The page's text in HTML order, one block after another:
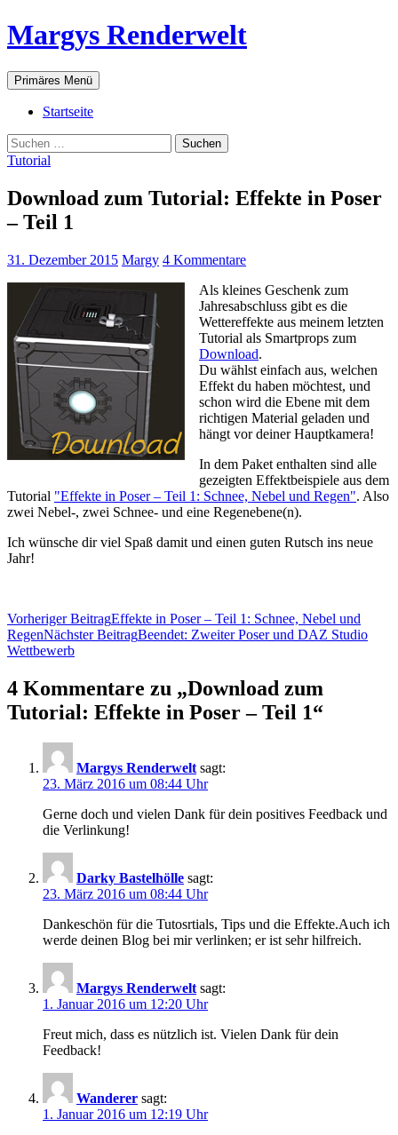
Zum
Inhalt
Margys Renderwelt
Suchen
Primäres Menü
Startseite
Suchen
nach:
Tutorial
Download zum Tutorial: Effekte in Poser
– Teil 1
31. Dezember 2015 Margy 4 Kommentare
Als kleines Geschenk zum
Jahresabschluss gibt es die
Wettereffekte aus meinem letzten
Tutorial als Smartprops zum
Download.
Du wählst einfach aus, welchen
Effekt du haben möchtest, und
schon wird die Ebene mit dem
richtigen Material geladen und
hängt vor deiner Hauptkamera!
In dem Paket enthalten sind alle
gezeigten Effektbeispiele aus dem
Tutorial "Effekte in Poser – Teil 1: Schnee, Nebel und Regen". Also
zwei Nebel-, zwei Schnee- und eine Regenebene(n).
Ich wünsche dir viel Spaß damit und einen guten Rutsch ins neue
Jahr!
Beitragsnavigation
Vorheriger BeitragEffekte in Poser – Teil 1: Schnee, Nebel und
RegenNächster BeitragBeendet: Zweiter Poser und DAZ Studio
Wettbewerb
4 Kommentare zu „Download zum
Tutorial: Effekte in Poser – Teil 1“
Margys Renderwelt sagt:
23. März 2016 um 08:44 Uhr
Gerne doch und vielen Dank für dein positives Feedback und
die Verlinkung!
Darky Bastelhölle sagt:
23. März 2016 um 08:44 Uhr
Dankeschön für die Tutosrtials, Tips und die Effekte.Auch ich
werde deinen Blog bei mir verlinken; er ist sehr hilfreich.
Margys Renderwelt sagt:
1. Januar 2016 um 12:20 Uhr
Freut mich, dass es nützlich ist. Vielen Dank für dein
Feedback!
Wanderer sagt:
1. Januar 2016 um 12:19 Uhr